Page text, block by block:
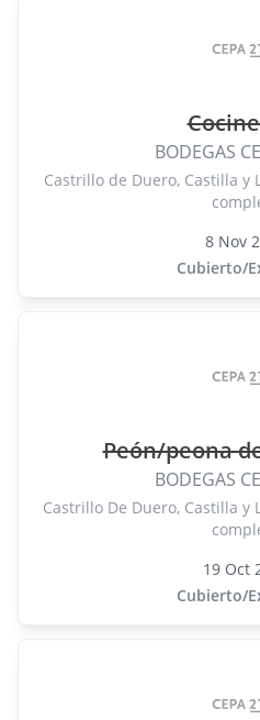
BODEGAS
Castrillo de Duero, Castilla y
8 Nov
Cubierto/
Peón/peona
BODEGAS
Castrillo De Duero, Castilla y
19 Oct
Cubierto/